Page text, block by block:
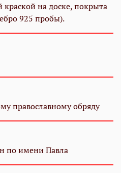
на доске, покрыта
925 пробы).
православному обряду
по имени Павла